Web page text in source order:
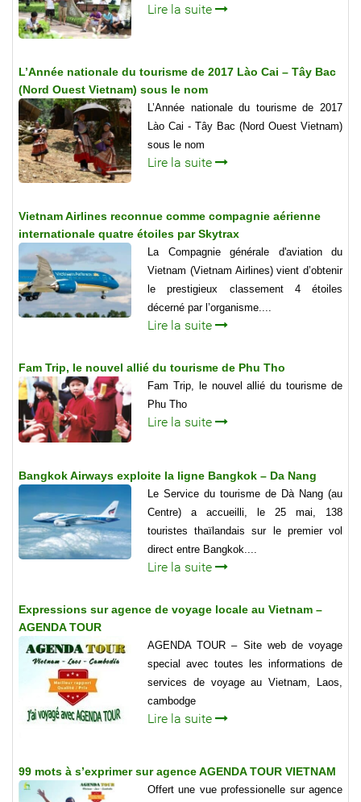
Lire la suite
L’Année nationale du tourisme de 2017 Lào Cai – Tây Bac
(Nord Ouest Vietnam) sous le nom
L’Année nationale du tourisme de 2017
Lào Cai - Tây Bac (Nord Ouest Vietnam)
sous le nom
Lire la suite
Vietnam Airlines reconnue comme compagnie aérienne
internationale quatre étoiles par Skytrax
La Compagnie générale d'aviation du
Vietnam (Vietnam Airlines) vient d’obtenir
le prestigieux classement 4 étoiles
décerné par l’organisme....
Lire la suite
Fam Trip, le nouvel allié du tourisme de Phu Tho
Fam Trip, le nouvel allié du tourisme de
Phu Tho
Lire la suite
Bangkok Airways exploite la ligne Bangkok – Da Nang
Le Service du tourisme de Dà Nang (au
Centre) a accueilli, le 25 mai, 138
touristes thaïlandais sur le premier vol
direct entre Bangkok....
Lire la suite
Expressions sur agence de voyage locale au Vietnam –
AGENDA TOUR
AGENDA TOUR – Site web de voyage
special avec toutes les informations de
services de voyage au Vietnam, Laos,
cambodge
Lire la suite
99 mots à s’exprimer sur agence AGENDA TOUR VIETNAM
Offert une vue professionelle sur agence